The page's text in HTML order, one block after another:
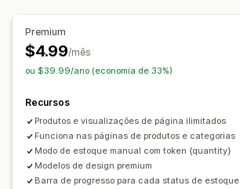
Contador de estoque
Análises e relatórios
Premium
$4.99/mês
ou $39.99/ano (economia de 33%)
Recursos
Produtos e visualizações de página ilimitados
Funciona nas páginas de produtos e categorias
Modo de estoque manual com token {quantity}
Modelos de design premium
Barra de progresso para cada status de estoque